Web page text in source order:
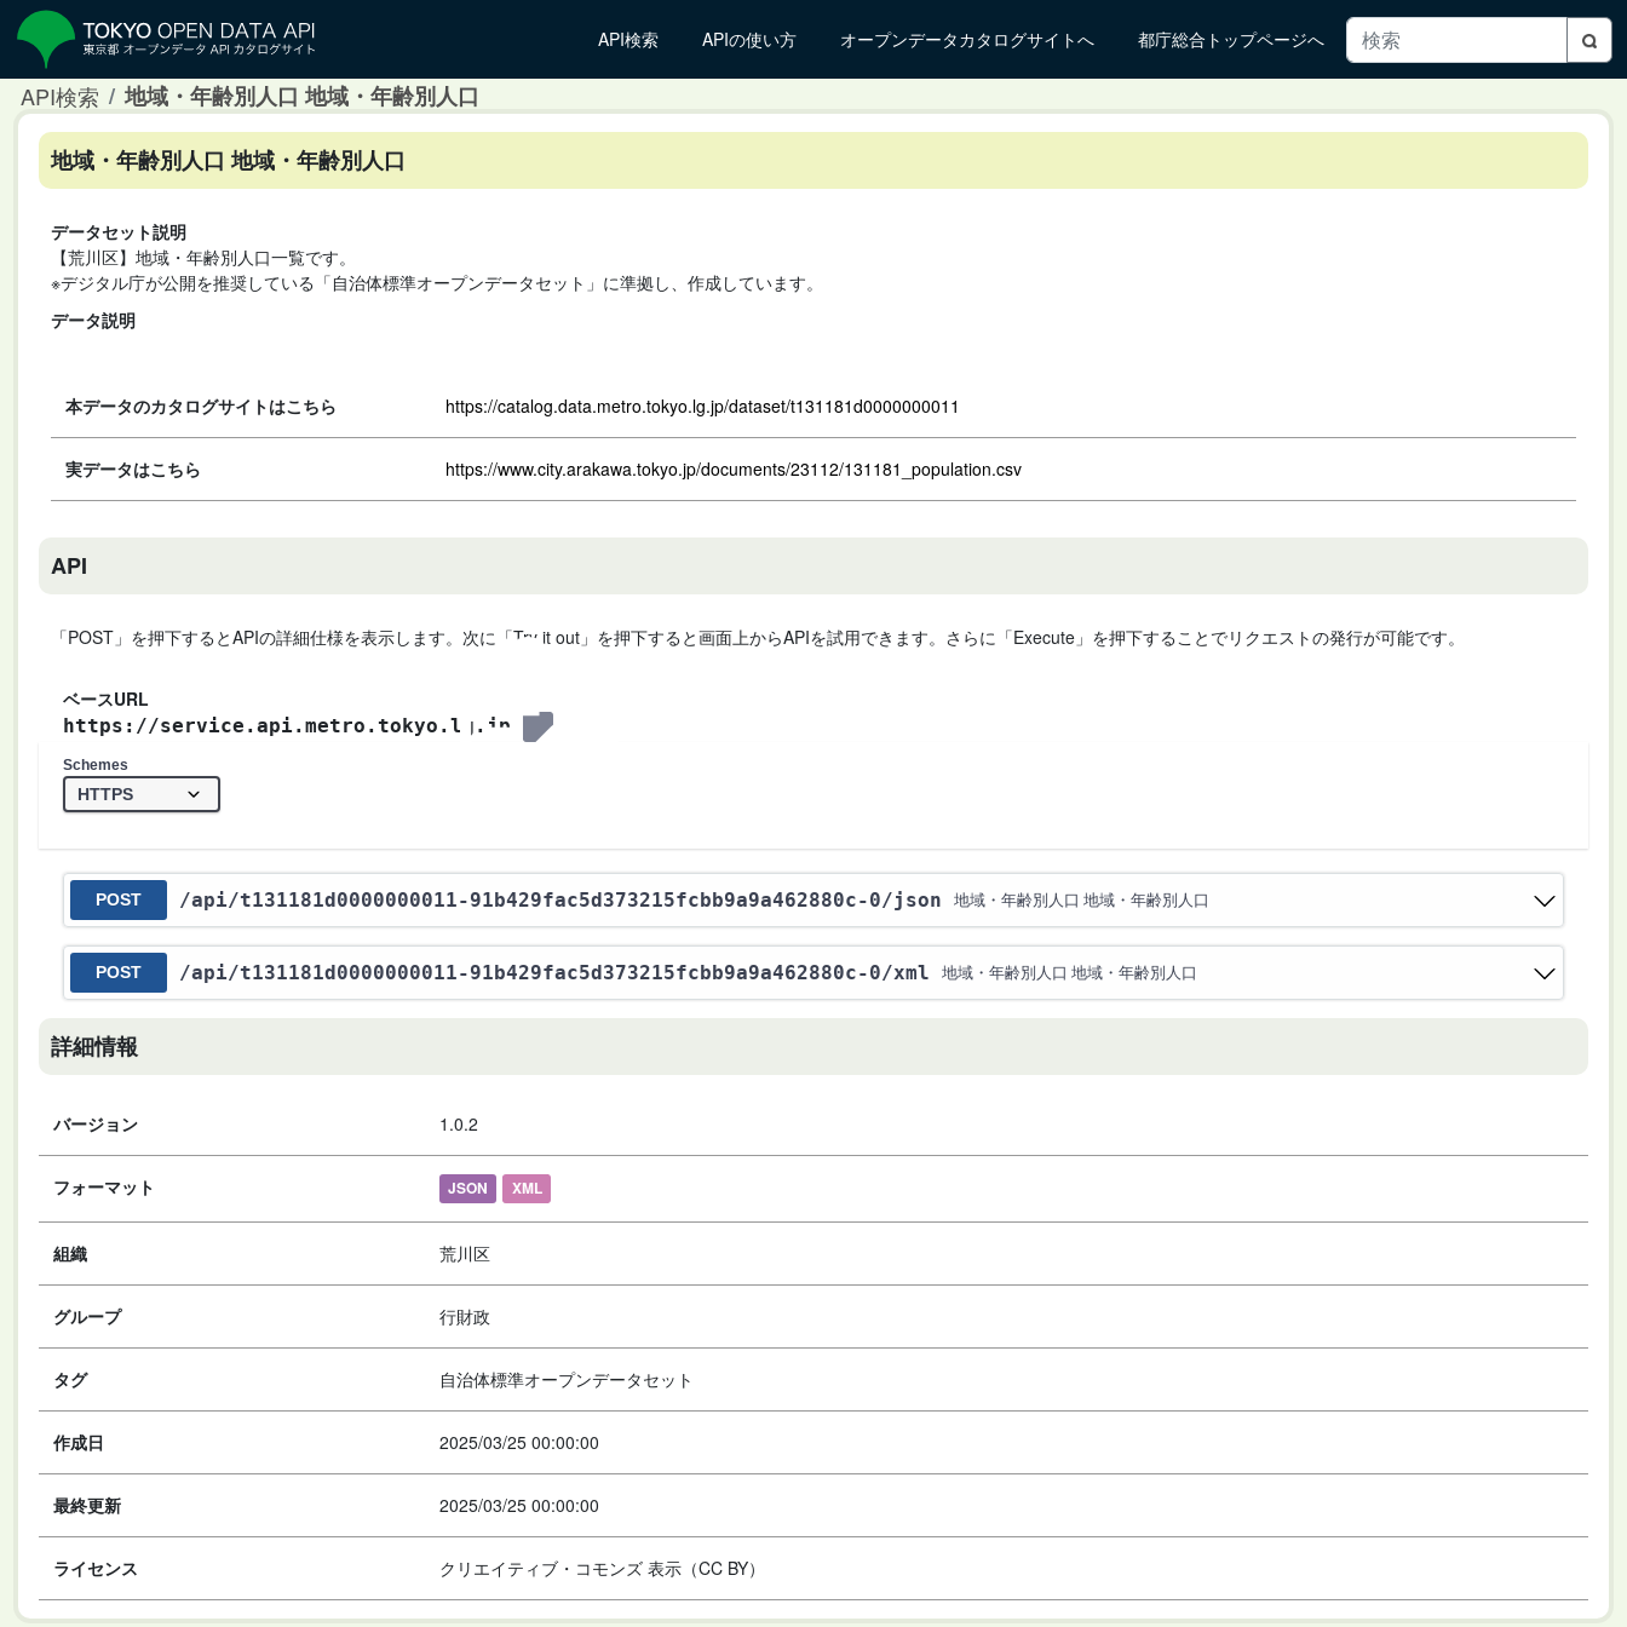
API検索 APIの使い方 オープンデータカタログサイトへ 都庁総合トップページへ
API検索 地域・年齢別人口 地域・年齢別人口
地域・年齢別人口 地域・年齢別人口
データセット説明
【荒川区】地域・年齢別人口一覧です。
※デジタル庁が公開を推奨している「自治体標準オープンデータセット」に準拠し、作成しています。
データ説明
本データのカタログサイトはこちら https://catalog.data.metro.tokyo.lg.jp/dataset/t131181d0000000011
実データはこちら https://www.city.arakawa.tokyo.jp/documents/23112/131181_population.csv
API
「POST」を押下するとAPIの詳細仕様を表示します。次に「Try it out」を押下すると画面上からAPIを試用できます。さらに「Execute」を押下することでリクエストの発行が可能です。
ベースURL
https://service.api.metro.tokyo.lg.jp
Schemes
POST /api/t131181d0000000011-91b429fac5d373215fcbb9a9a462880c-0/json 地域・年齢別人口 地域・年齢別人口
POST /api/t131181d0000000011-91b429fac5d373215fcbb9a9a462880c-0/xml 地域・年齢別人口 地域・年齢別人口
詳細情報
バージョン 1.0.2
フォーマット JSON XML
組織 荒川区
グループ 行財政
タグ 自治体標準オープンデータセット
作成日 2025/03/25 00:00:00
最終更新 2025/03/25 00:00:00
ライセンス クリエイティブ・コモンズ 表示（CC BY）